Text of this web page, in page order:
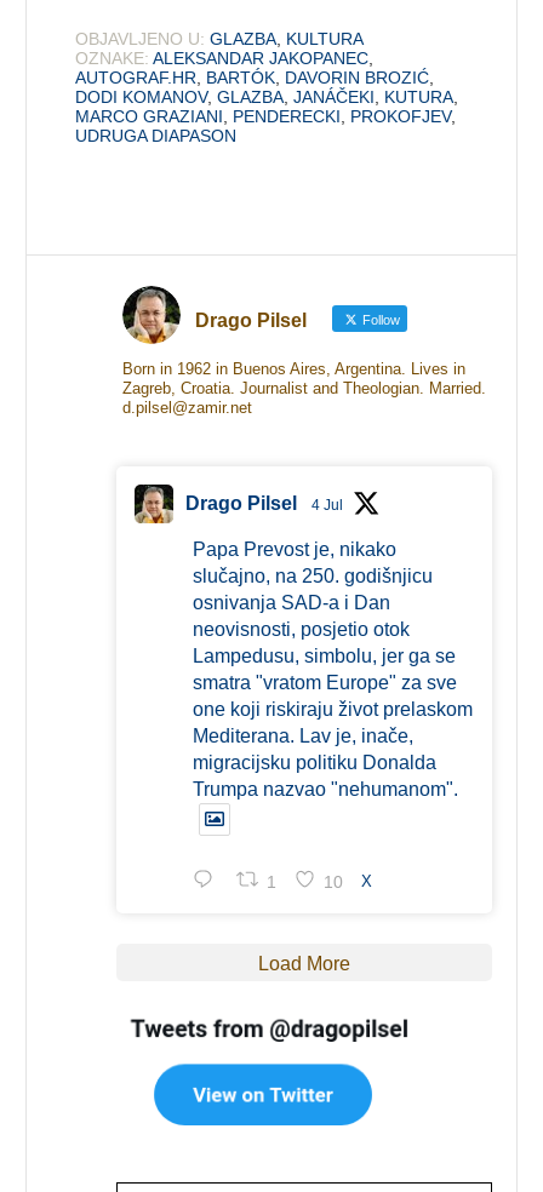
OBJAVLJENO U: GLAZBA KULTURA
OZNAKE: ALEKSANDAR JAKOPANEC
AUTOGRAF.HR
BARTÓK DAVORIN BROZIĆ
DODI KOMANOV,GLAZBA ,JANÁČEKI KUTURA
MARCO GRAZIANI
PENDERECKI PROKOFJEV,
UDRUGA DIAPASON
Drago Pilsel Follow
Born in 1962 in Buenos Aires, Argentina. Lives in
Zagreb, Croatia. Journalist and Theologian. Married.
d.pilsel@zamir.net
Drago Pilsel 4 Jul
Papa Prevost je, nikako
slučajno, na 250. godišnjicu
osnivanja SAD-a i Dan
neovisnosti, posjetio otok
Lampedusu, simbolu, jer ga se
smatra "vratom Europe" za sve
one koji riskiraju život prelaskom
Mediterana. Lav je, inače,
migracijsku politiku Donalda
Trumpa nazvao "nehumanom".
1 10 X
Load More